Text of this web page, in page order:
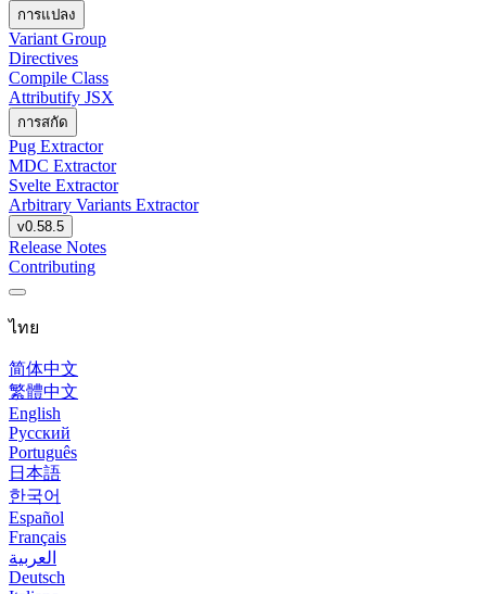
การแปลง
Variant Group
Directives
Compile Class
Attributify JSX
การสกัด
Pug Extractor
MDC Extractor
Svelte Extractor
Arbitrary Variants Extractor
v0.58.5
Release Notes
Contributing
ไทย
简体中文
繁體中文
English
Русский
Português
日本語
한국어
Español
Français
العربية
Deutsch